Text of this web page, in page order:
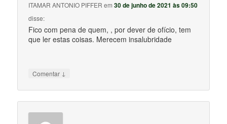
ITAMAR ANTONIO PIFFER em30 de junho de 2021 às 09:50
disse:
Fico com pena de quem, , por dever de ofício, tem
que ler estas coisas. Merecem insalubridade
Comentar ↓